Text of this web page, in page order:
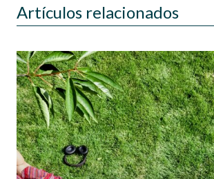
Artículos relacionados